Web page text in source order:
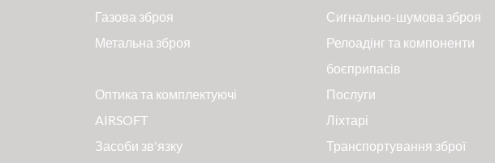
Газова зброя
Сигнально-шумова зброя
Метальна зброя
Релоадінг та компоненти
боєприпасів
Оптика та комплектуючі Послуги
AIRSOFT
Ліхтарі
Засоби зв'язку
Транспортування зброї